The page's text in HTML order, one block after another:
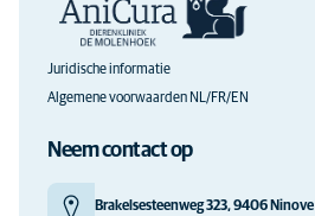
Juridische informatie
Algemene voorwaarden NL/FR/EN
Neem contact op
Brakelsesteenweg 323, 9406 Ninove